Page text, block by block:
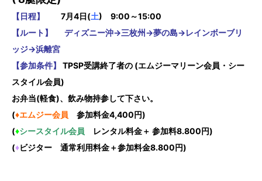
【日程】 7月4日(土) 9:00～15:00
【ルート】 ディズニー沖→三枚州→夢の島→レインボーブリ
ッジ→浜離宮
【参加条件】
TPSP受講終了者の (エムジーマリーン会員・シー
スタイル会員)
お弁当(軽食)、飲み物持参して下さい。
(♦エムジー会員 参加料金4,400円)
(♦シースタイル会員 レンタル料金＋ 参加料8.800円)
(♦ビジター 通常利用料金＋参加料金8.800円)